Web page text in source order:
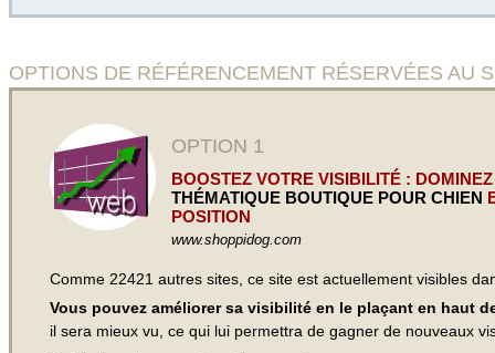
OPTIONS DE RÉFÉRENCEMENT RÉSERVÉES AU
OPTION 1
BOOSTEZ VOTRE VISIBILITÉ :
THÉMATIQUE BOUTIQUE POUR CHIEN
POSITION
www.shoppidog.com
Comme 22421 autres sites, ce site est actuellement visibles
Vous pouvez améliorer sa visibilité en le plaçant en haut
il sera mieux vu, ce qui lui permettra de gagner de nouveaux